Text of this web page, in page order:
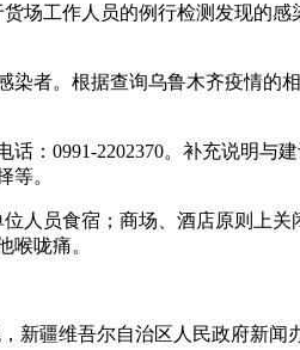
场工作人员的例行检测发现的感
者。根据查询乌鲁木齐疫情的
：0991-2202370。补充说明与
等。
人员食宿；商场、酒店原则上关
喉咙痛。
新疆维吾尔自治区人民政府新闻